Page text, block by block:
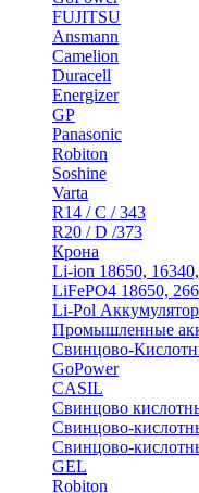
FUJITSU
Ansmann
Camelion
Duracell
Energizer
GP
Panasonic
Robiton
Soshine
Varta
R14 / C / 343
R20 / D /373
Крона
Li-ion 18650,
LiFePO4 18650,
Li-Pol
Промышленные
Свинцово-
GoPower
CASIL
Свинцово
Cвинцово-
Cвинцово-
GEL
Robiton